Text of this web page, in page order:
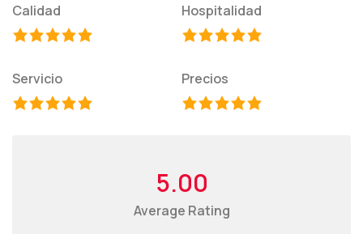
Calidad Hospitalidad
Servicio Precios
5.00
Average Rating